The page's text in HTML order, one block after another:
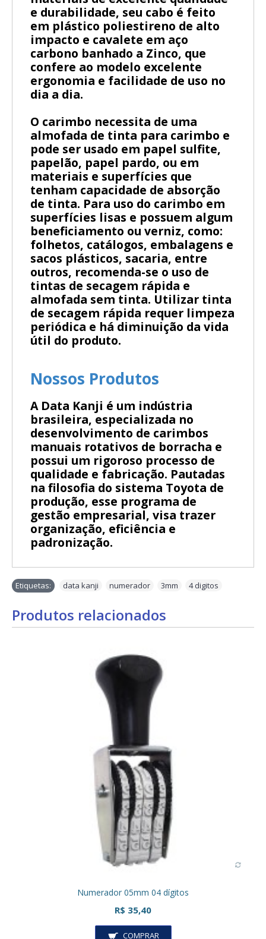
e durabilidade, seu cabo é feito
em plástico poliestireno de alto
impacto e cavalete em aço
carbono banhado a Zinco, que
confere ao modelo excelente
ergonomia e facilidade de uso no
dia a dia.
O carimbo necessita de uma
almofada de tinta para carimbo e
pode ser usado em papel sulfite,
papelão, papel pardo, ou em
materiais e superfícies que
tenham capacidade de absorção
de tinta. Para uso do carimbo em
superfícies lisas e possuem algum
beneficiamento ou verniz, como:
folhetos, catálogos, embalagens e
sacos plásticos, sacaria, entre
outros, recomenda-se o uso de
tintas de secagem rápida e
almofada sem tinta. Utilizar tinta
de secagem rápida requer limpeza
periódica e há diminuição da vida
útil do produto.
Nossos Produtos
A Data Kanji é um indústria
brasileira, especializada no
desenvolvimento de carimbos
manuais rotativos de borracha e
possui um rigoroso processo de
qualidade e fabricação. Pautadas
na filosofia do sistema Toyota de
produção, esse programa de
gestão empresarial, visa trazer
organização, eficiência e
padronização.
Etiquetas: data kanji numerador 3mm 4 digitos
Produtos relacionados
Numerador 05mm 04 dígitos
R$ 35,40
COMPRAR